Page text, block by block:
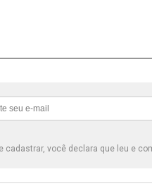
cadastrar, você declara que leu e